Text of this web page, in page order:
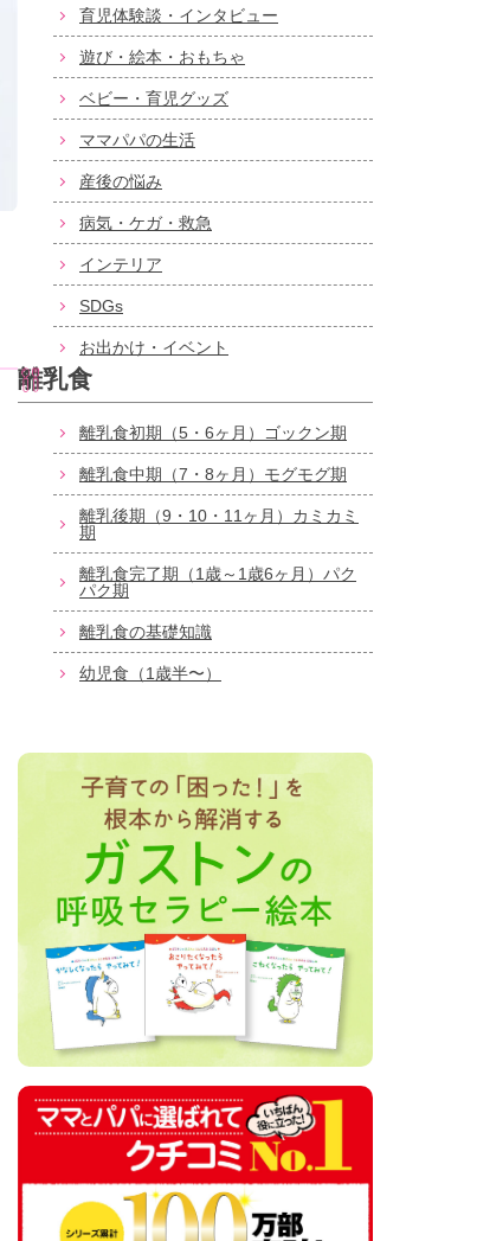
育児体験談・インタビュー
遊び・絵本・おもちゃ
ベビー・育児グッズ
ママパパの生活
産後の悩み
病気・ケガ・救急
インテリア
SDGs
お出かけ・イベント
離乳食
離乳食初期（5・6ヶ月）ゴックン期
離乳食中期（7・8ヶ月）モグモグ期
離乳後期（9・10・11ヶ月）カミカミ
期
離乳食完了期（1歳～1歳6ヶ月）パク
パク期
離乳食の基礎知識
幼児食（1歳半〜）